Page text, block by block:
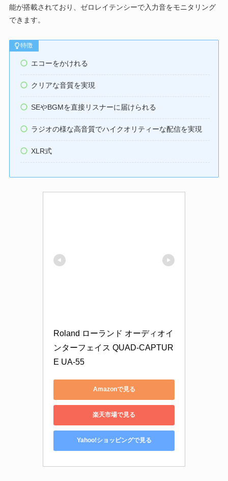
能が搭載されており、ゼロレイテンシーで入力音をモニタリング
できます。
特徴
エコーをかけれる
クリアな音質を実現
SEやBGMを直接リスナーに届けられる
ラジオの様な高音質でハイクオリティーな配信を実現
XLR式
Roland ローランド オーディオイ
ンターフェイス QUAD-CAPTUR
E UA-55
Amazonで見る
楽天市場で見る
Yahoo!ショッピングで見る